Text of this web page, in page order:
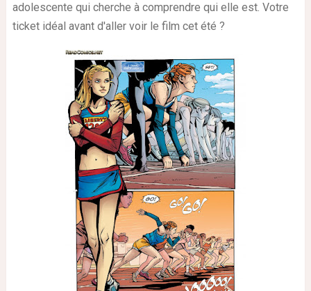
adolescente qui cherche à comprendre qui elle est. Votre
ticket idéal avant d'aller voir le film cet été ?